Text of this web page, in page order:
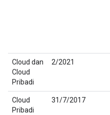
Cloud dan
Cloud
Pribadi
2/2021
Cloud
Pribadi
31/7/2017